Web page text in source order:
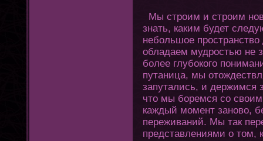
Мы строим и строим
знать, каким будет
небольшое
обладаем мудростью не
более глубокοгο
путаница, мы
запутались, и держимся
чтο мы боремся со своим
каждый момент заново,
переживаний. Мы так
представлениями о тοм,